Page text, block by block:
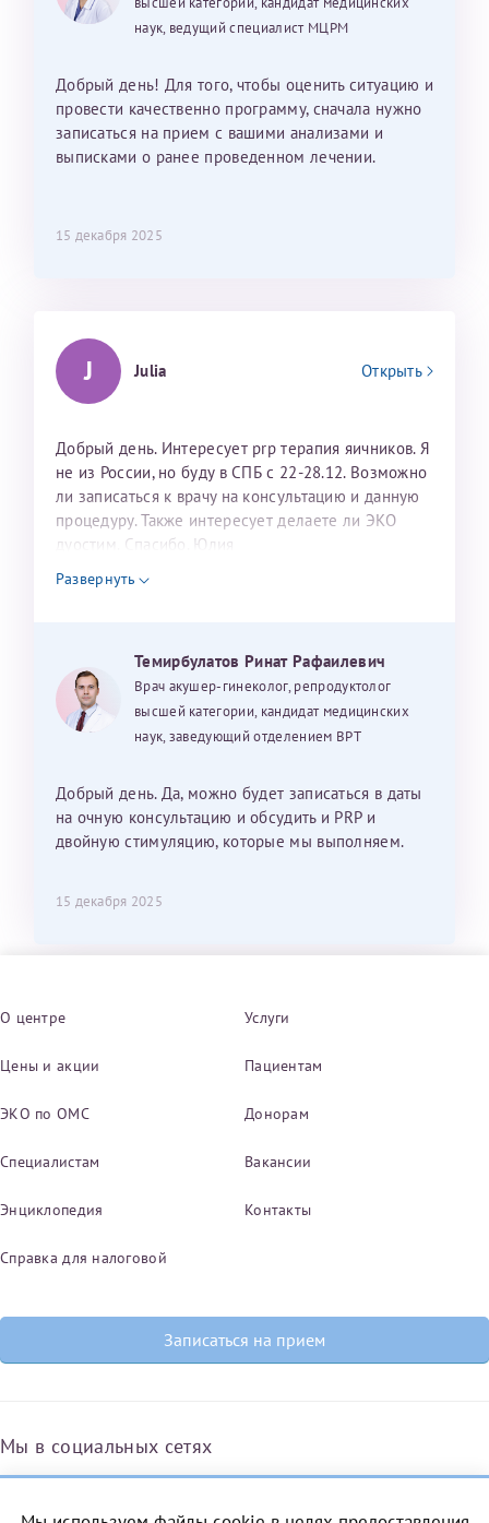
наук, ведущий специалист МЦРМ
Добрый день! Для того, чтобы оценить ситуацию и
провести качественно программу, сначала нужно
записаться на прием с вашими анализами и
выписками о ранее проведенном лечении.
15 декабря 2025
J Julia Открыть
Добрый день. Интересует prp терапия яичников. Я
не из России, но буду в СПБ с 22-28.12. Возможно
ли записаться к врачу на консультацию и данную
процедуру. Также интересует делаете ли ЭКО
дуостим. Спасибо. Юлия
Развернуть
Темирбулатов Ринат Рафаилевич
Врач акушер-гинеколог, репродуктолог
высшей категории, кандидат медицинских
наук, заведующий отделением ВРТ
Добрый день. Да, можно будет записаться в даты
на очную консультацию и обсудить и PRP и
двойную стимуляцию, которые мы выполняем.
15 декабря 2025
О центре Услуги
Цены и акции Пациентам
ЭКО по ОМС Донорам
Специалистам Вакансии
Энциклопедия Контакты
Справка для налоговой
Записаться на прием
Мы в социальных сетях